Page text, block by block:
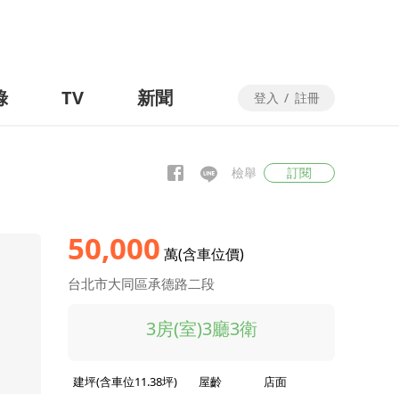
TV 新聞 登入 / 註冊
檢舉 訂閱
50,000 萬(含車位價)
台北市大同區承德路二段
3房(室)3廳3衛
建坪(含車位11.38坪) 屋齡 店面